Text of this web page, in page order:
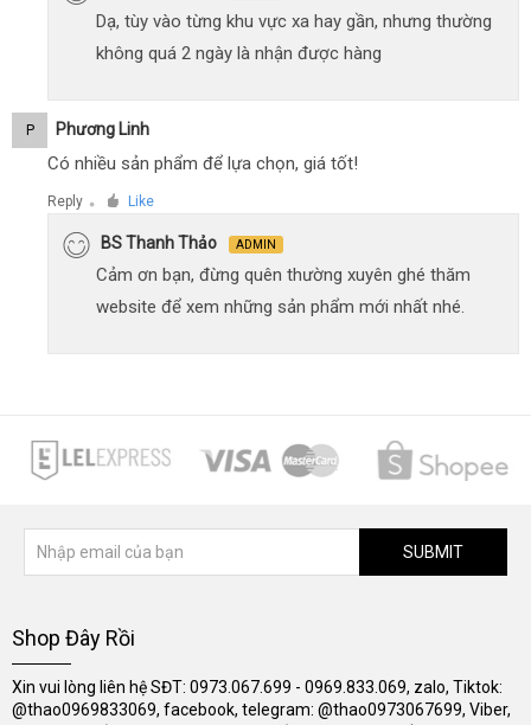
Dạ, tùy vào từng khu vực xa hay gần, nhưng thường
không quá 2 ngày là nhận được hàng
P Phương Linh
Có nhiều sản phẩm để lựa chọn, giá tốt!
Reply ● Like
BS Thanh Thảo ADMIN
Cảm ơn bạn, đừng quên thường xuyên ghé thăm
website để xem những sản phẩm mới nhất nhé.
SUBMIT
Shop Đây Rồi
Xin vui lòng liên hệ SĐT: 0973.067.699 - 0969.833.069, zalo, Tiktok:
@thao0969833069, facebook, telegram: @thao0973067699, Viber,